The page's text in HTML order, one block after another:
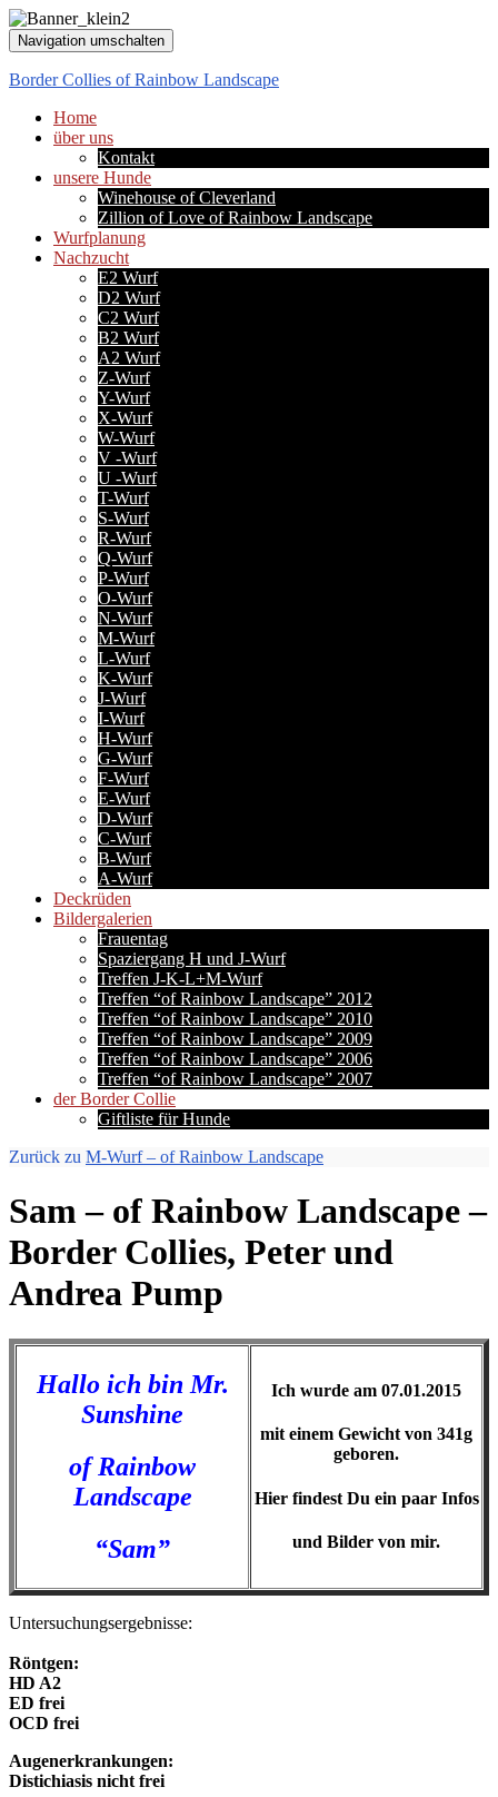
Navigation umschalten
Border Collies of Rainbow Landscape
Home
über uns
Kontakt
unsere Hunde
Winehouse of Cleverland
Zillion of Love of Rainbow Landscape
Wurfplanung
Nachzucht
E2 Wurf
D2 Wurf
C2 Wurf
B2 Wurf
A2 Wurf
Z-Wurf
Y-Wurf
X-Wurf
W-Wurf
V -Wurf
U -Wurf
T-Wurf
S-Wurf
R-Wurf
Q-Wurf
P-Wurf
O-Wurf
N-Wurf
M-Wurf
L-Wurf
K-Wurf
J-Wurf
I-Wurf
H-Wurf
G-Wurf
F-Wurf
E-Wurf
D-Wurf
C-Wurf
B-Wurf
A-Wurf
Deckrüden
Bildergalerien
Frauentag
Spaziergang H und J-Wurf
Treffen J-K-L+M-Wurf
Treffen “of Rainbow Landscape” 2012
Treffen “of Rainbow Landscape” 2010
Treffen “of Rainbow Landscape” 2009
Treffen “of Rainbow Landscape” 2006
Treffen “of Rainbow Landscape” 2007
der Border Collie
Giftliste für Hunde
Zurück zu M-Wurf – of Rainbow Landscape
Sam – of Rainbow Landscape –
Border Collies, Peter und
Andrea Pump
Hallo ich bin Mr.
Sunshine
of Rainbow
Landscape
“Sam”
Ich wurde am 07.01.2015
mit einem Gewicht von 341g
geboren.
Hier findest Du ein paar Infos
und Bilder von mir.
Untersuchungsergebnisse:
Röntgen:
HD A2
ED frei
OCD frei
Augenerkrankungen:
Distichiasis nicht frei